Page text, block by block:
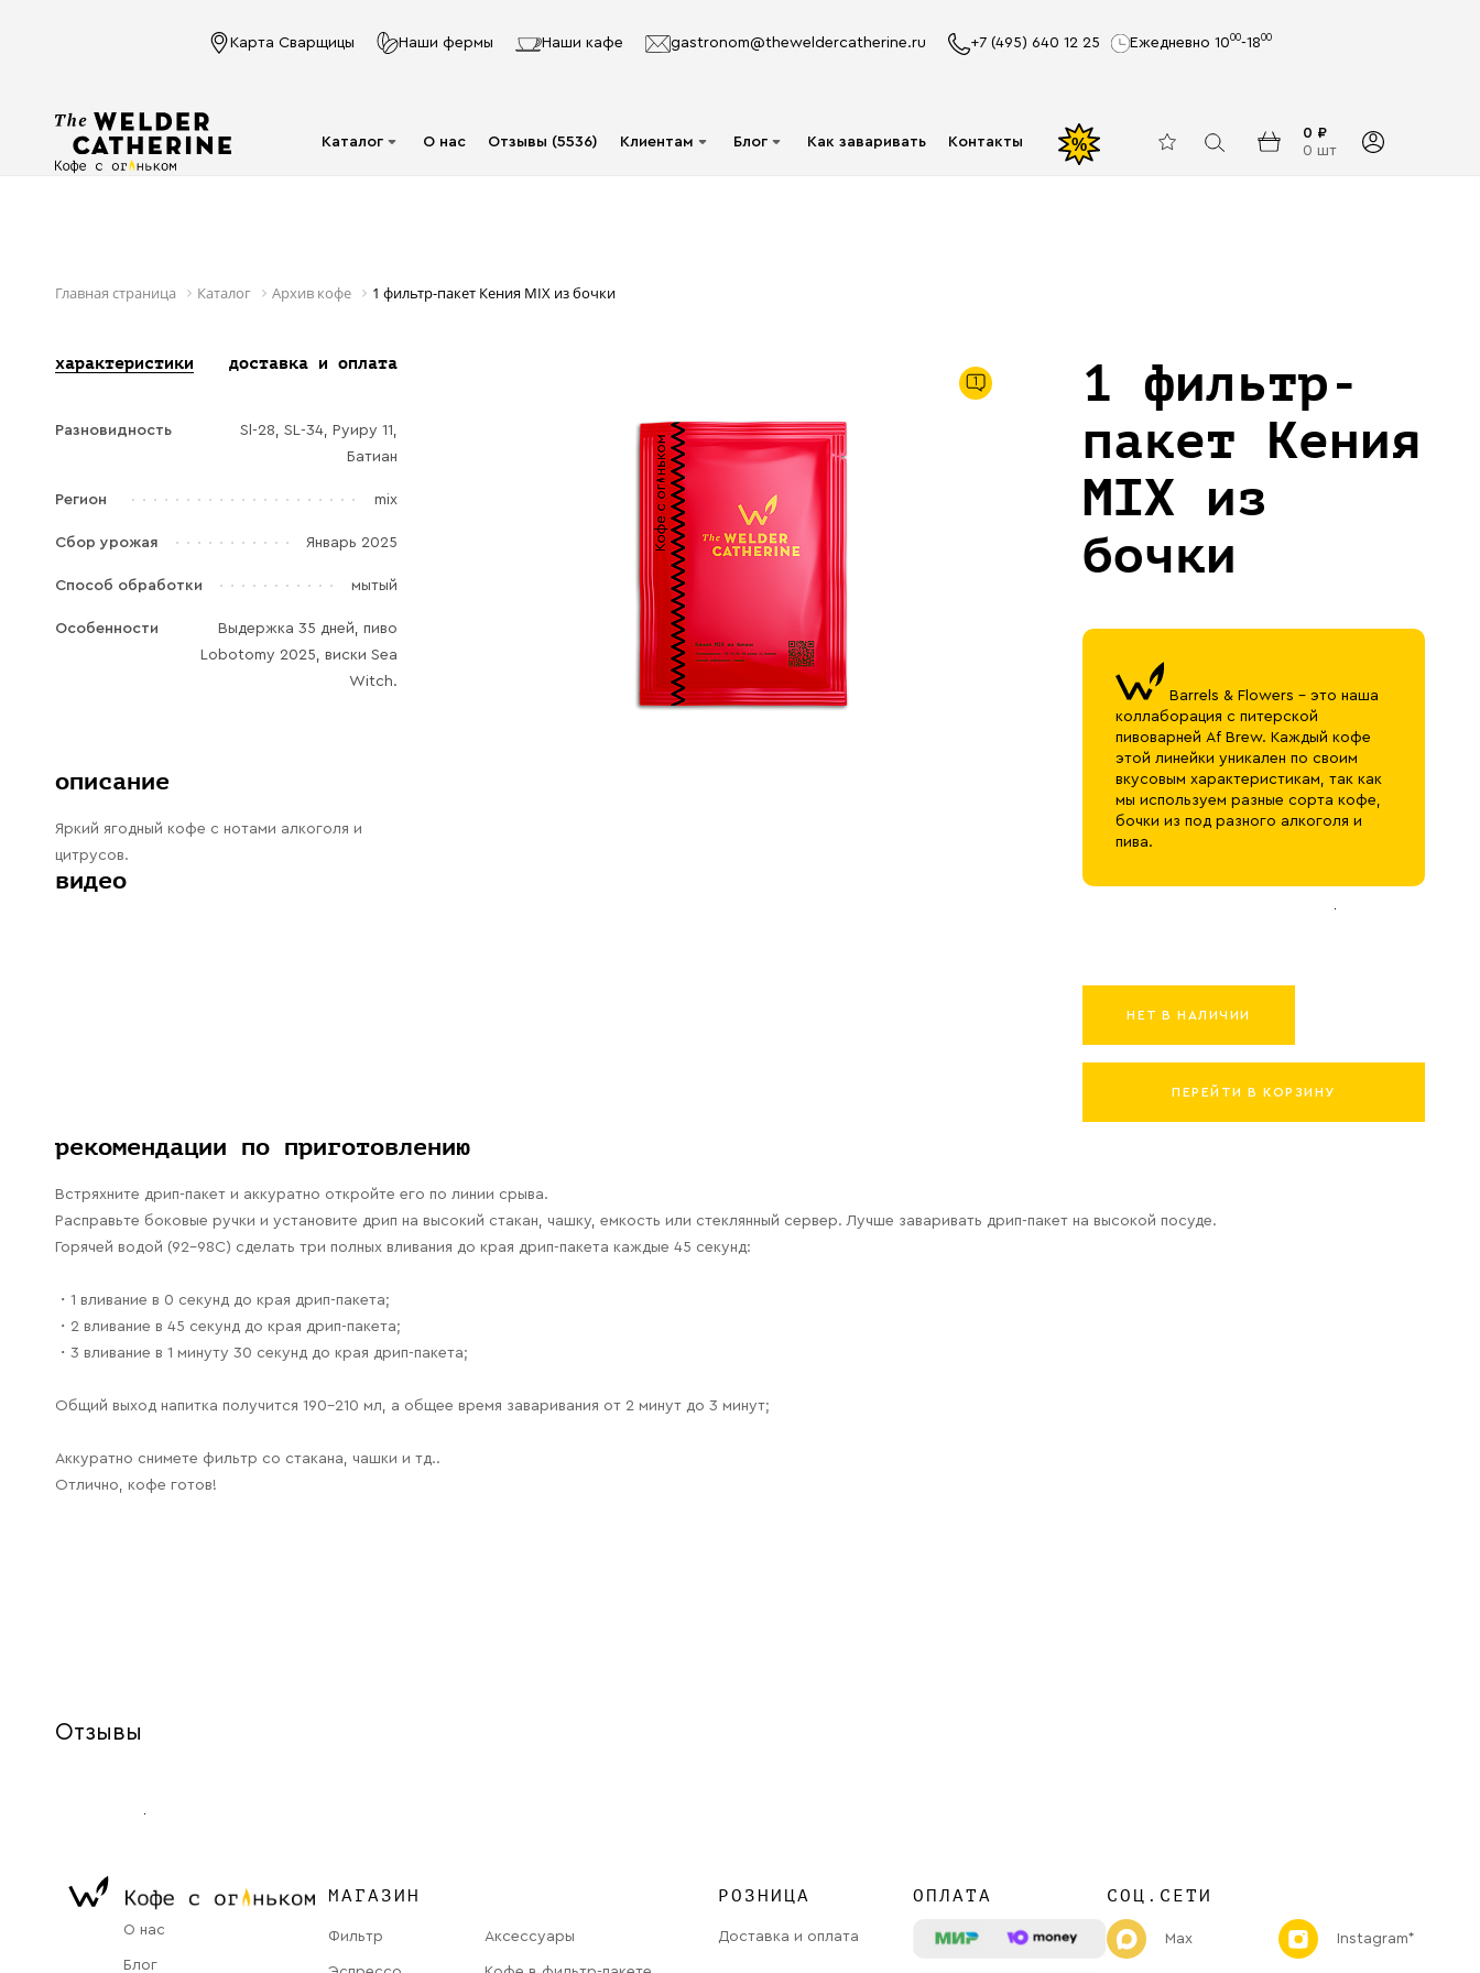
Карта Сварщицы Наши фермы Наши кафе gastronom@theweldercatherine.ru +7 (495) 640 12 25 Ежедневно 1000-1800
Каталог
Для фильтра
Аксессуары
пакете
(растворимый кофе)
Шоколад
О нас Отзывы (5536) Клиентам Блог Как заваривать Контакты %
0 ₽
0 шт
Главная страница Каталог Архив кофе 1 фильтр-пакет Кения MIX из бочки
характеристики доставка и оплата
Разновидность
Sl-28, SL-34, Руиру 11,
Батиан
Регион mix
Сбор урожая Январь 2025
Способ обработки мытый
Особенности
Выдержка 35 дней, пиво
Lobotomy 2025, виски Sea
Witch.
описание
Яркий ягодный кофе с нотами алкоголя и
цитрусов.
видео
1
1 фильтр-
пакет Кения
MIX из
бочки
Barrels & Flowers - это наша
коллаборация с питерской
пивоварней Af Brew. Каждый кофе
этой линейки уникален по своим
вкусовым характеристикам, так как
мы используем разные сорта кофе,
бочки из под разного алкоголя и
пива.
НЕТ В НАЛИЧИИ
ПЕРЕЙТИ В КОРЗИНУ
рекомендации по приготовлению
Встряхните дрип-пакет и аккуратно откройте его по линии срыва.
Расправьте боковые ручки и установите дрип на высокий стакан, чашку, емкость или стеклянный сервер. Лучше заваривать дрип-пакет на высокой посуде.
Горячей водой (92-98С) сделать три полных вливания до края дрип-пакета каждые 45 секунд:
・1 вливание в 0 секунд до края дрип-пакета;
・2 вливание в 45 секунд до края дрип-пакета;
・3 вливание в 1 минуту 30 секунд до края дрип-пакета;
Общий выход напитка получится 190-210 мл, а общее время заваривания от 2 минут до 3 минут;
Аккуратно снимете фильтр со стакана, чашки и тд..
Отлично, кофе готов!
Отзывы
О нас
Блог
МАГАЗИН
Фильтр Аксессуары
РОЗНИЦА
Доставка и оплата
ОПЛАТА СОЦ.СЕТИ
Max Instagram*